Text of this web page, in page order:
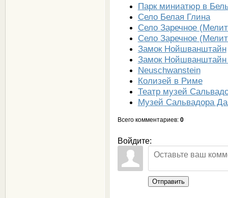
Парк миниатюр в
Село Белая Глина
Село Заречное
Село Заречное
Замок Нойшванштайн
Замок
Neuschwanstein
Колизей в Риме
Театр музей
Музей Сальвадора
Всего комментариев: 0
Войдите:
Отправить